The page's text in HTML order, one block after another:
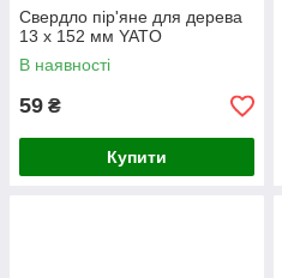
Свердло пір'яне для дерева
13 х 152 мм YATO
В наявності
59 ₴
Купити